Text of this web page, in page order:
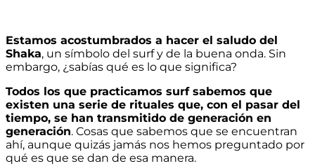
Estamos acostumbrados a hacer el saludo del
Shaka, un símbolo del surf y de la buena onda. Sin
embargo, ¿sabías qué es lo que significa?
Todos los que practicamos surf sabemos que
existen una serie de rituales que, con el pasar del
tiempo, se han transmitido de generación en
generación. Cosas que sabemos que se encuentran
ahí, aunque quizás jamás nos hemos preguntado por
qué es que se dan de esa manera.